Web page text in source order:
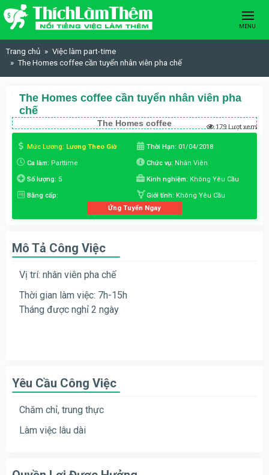
Skip to content
MENU
Trang chủ
Việc làm part-time
The Homes coffee cần tuyển nhân viên pha chế
The Homes coffee cần tuyển nhân viên pha
chế
The Homes coffee 179 Lượt xem
Mức Lương: Lương Theo Giờ Thời Hạn: 01/04/2018
Ca làm: Parttime Chức vụ: Nhân Viên
Số lượng: 5 Kinh nghiệm: Không Yêu Cầu
Bằng cấp: Giới tính: Không Yêu Cầu
Ứng Tuyển Ngay
Mô Tả Công Việc
Vị trí: nhân viên pha chế
Thời gian làm việc: 7h-15h
Tháng được nghỉ 2 ngày
Yêu Cầu Công Việc
Chăm chỉ, trung thực
Làm việc lâu dài